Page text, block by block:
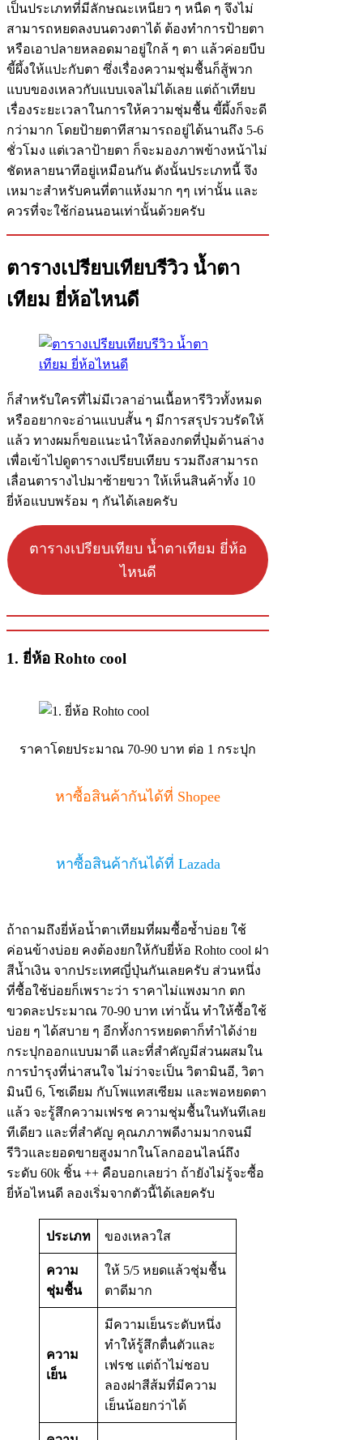
เป็นประเภทที่มีลักษณะเหนียว ๆ หนืด ๆ จึงไม่
สามารถหยดลงบนดวงตาได้ ต้องทำการป้ายตา
หรือเอาปลายหลอดมาอยู่ใกล้ ๆ ตา แล้วค่อยบีบ
ขี้ผึ้งให้แปะกับตา ซึ่งเรื่องความชุ่มชื้นก็สู้พวก
แบบของเหลวกับแบบเจลไม่ได้เลย แต่ถ้าเทียบ
เรื่องระยะเวลาในการให้ความชุ่มชื้น ขี้ผึ้งก็จะดี
กว่ามาก โดยป้ายตาทีสามารถอยู่ได้นานถึง 5-6
ชั่วโมง แต่เวลาป้ายตา ก็จะมองภาพข้างหน้าไม่
ชัดหลายนาทีอยู่เหมือนกัน ดังนั้นประเภทนี้ จึง
เหมาะสำหรับคนที่ตาแห้งมาก ๆๆ เท่านั้น และ
ควรที่จะใช้ก่อนนอนเท่านั้นด้วยครับ
ตารางเปรียบเทียบรีวิว น้ำตา
เทียม ยี่ห้อไหนดี
ก็สำหรับใครที่ไม่มีเวลาอ่านเนื้อหารีวิวทั้งหมด
หรืออยากจะอ่านแบบสั้น ๆ มีการสรุปรวบรัดให้
แล้ว ทางผมก็ขอแนะนำให้ลองกดที่ปุ่มด้านล่าง
เพื่อเข้าไปดูตารางเปรียบเทียบ รวมถึงสามารถ
เลื่อนตารางไปมาซ้ายขวา ให้เห็นสินค้าทั้ง 10
ยี่ห้อแบบพร้อม ๆ กันได้เลยครับ
ตารางเปรียบเทียบ น้ำตาเทียม ยี่ห้อ
ไหนดี
1. ยี่ห้อ Rohto cool
ราคาโดยประมาณ 70-90 บาท ต่อ 1 กระปุก
หาซื้อสินค้ากันได้ที่ Shopee
หาซื้อสินค้ากันได้ที่ Lazada
ถ้าถามถึงยี่ห้อน้ำตาเทียมที่ผมซื้อซ้ำบ่อย ใช้
ค่อนข้างบ่อย คงต้องยกให้กับยี่ห้อ Rohto cool ฝา
สีน้ำเงิน จากประเทศญี่ปุ่นกันเลยครับ ส่วนหนึ่ง
ที่ซื้อใช้บ่อยก็เพราะว่า ราคาไม่แพงมาก ตก
ขวดละประมาณ 70-90 บาท เท่านั้น ทำให้ซื้อใช้
บ่อย ๆ ได้สบาย ๆ อีกทั้งการหยดตาก็ทำได้ง่าย
กระปุกออกแบบมาดี และที่สำคัญมีส่วนผสมใน
การบำรุงที่น่าสนใจ ไม่ว่าจะเป็น วิตามินอี, วิตา
มินบี 6, โซเดียม กับโพแทสเซียม และพอหยดตา
แล้ว จะรู้สึกความเฟรช ความชุ่มชื้นในทันทีเลย
ทีเดียว และที่สำคัญ คุณภภาพดีงามมากจนมี
รีวิวและยอดขายสูงมากในโลกออนไลน์ถึง
ระดับ 60k ชิ้น ++ คือบอกเลยว่า ถ้ายังไม่รู้จะซื้อ
ยี่ห้อไหนดี ลองเริ่มจากตัวนี้ได้เลยครับ
ประเภท ของเหลวใส
ความ
ชุ่มชื้น
ให้ 5/5 หยดแล้วชุ่มชื้น
ตาดีมาก
ความ
เย็น
มีความเย็นระดับหนึ่ง
ทำให้รู้สึกตื่นตัวและ
เฟรช แต่ถ้าไม่ชอบ
ลองฝาสีส้มที่มีความ
เย็นน้อยกว่าได้